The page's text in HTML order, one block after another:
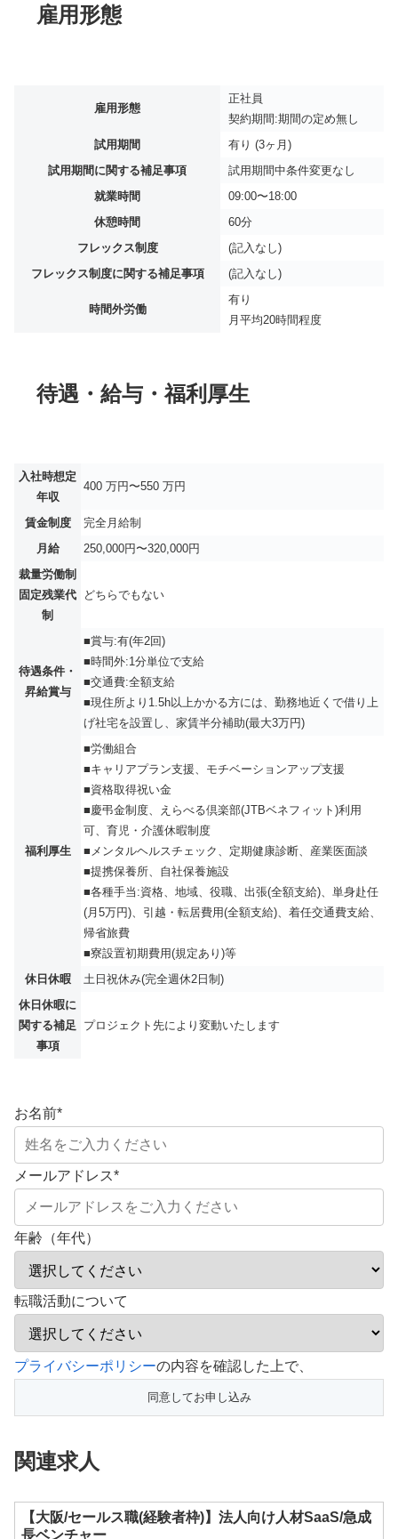
雇用形態
雇用形態
正社員
契約期間:期間の定め無し
試用期間
有り (3ヶ月)
試用期間に関する補足事項
試用期間中条件変更なし
就業時間
09:00〜18:00
休憩時間
60分
フレックス制度
(記入なし)
フレックス制度に関する補足事項
(記入なし)
時間外労働
有り
月平均20時間程度
待遇・給与・福利厚生
入社時想定
年収
400 万円〜550 万円
賃金制度
完全月給制
月給
250,000円〜320,000円
裁量労働制
固定残業代
制
どちらでもない
待遇条件・
昇給賞与
■賞与:有(年2回)
■時間外:1分単位で支給
■交通費:全額支給
■現住所より1.5h以上かかる方には、勤務地近くで借り上
げ社宅を設置し、家賃半分補助(最大3万円)
福利厚生
■労働組合
■キャリアプラン支援、モチベーションアップ支援
■資格取得祝い金
■慶弔金制度、えらべる倶楽部(JTBベネフィット)利用
可、育児・介護休暇制度
■メンタルヘルスチェック、定期健康診断、産業医面談
■提携保養所、自社保養施設
■各種手当:資格、地域、役職、出張(全額支給)、単身赴任
(月5万円)、引越・転居費用(全額支給)、着任交通費支給、
帰省旅費
■寮設置初期費用(規定あり)等
休日休暇
土日祝休み(完全週休2日制)
休日休暇に
関する補足
事項
プロジェクト先により変動いたします
お名前*
メールアドレス*
年齢（年代）
転職活動について
こ
フ
ー
プライバシーポリシーの内容を確認した上で、
関連求人
【大阪/セールス職(経験者枠)】法人向け人材SaaS/急成
長ベンチャー